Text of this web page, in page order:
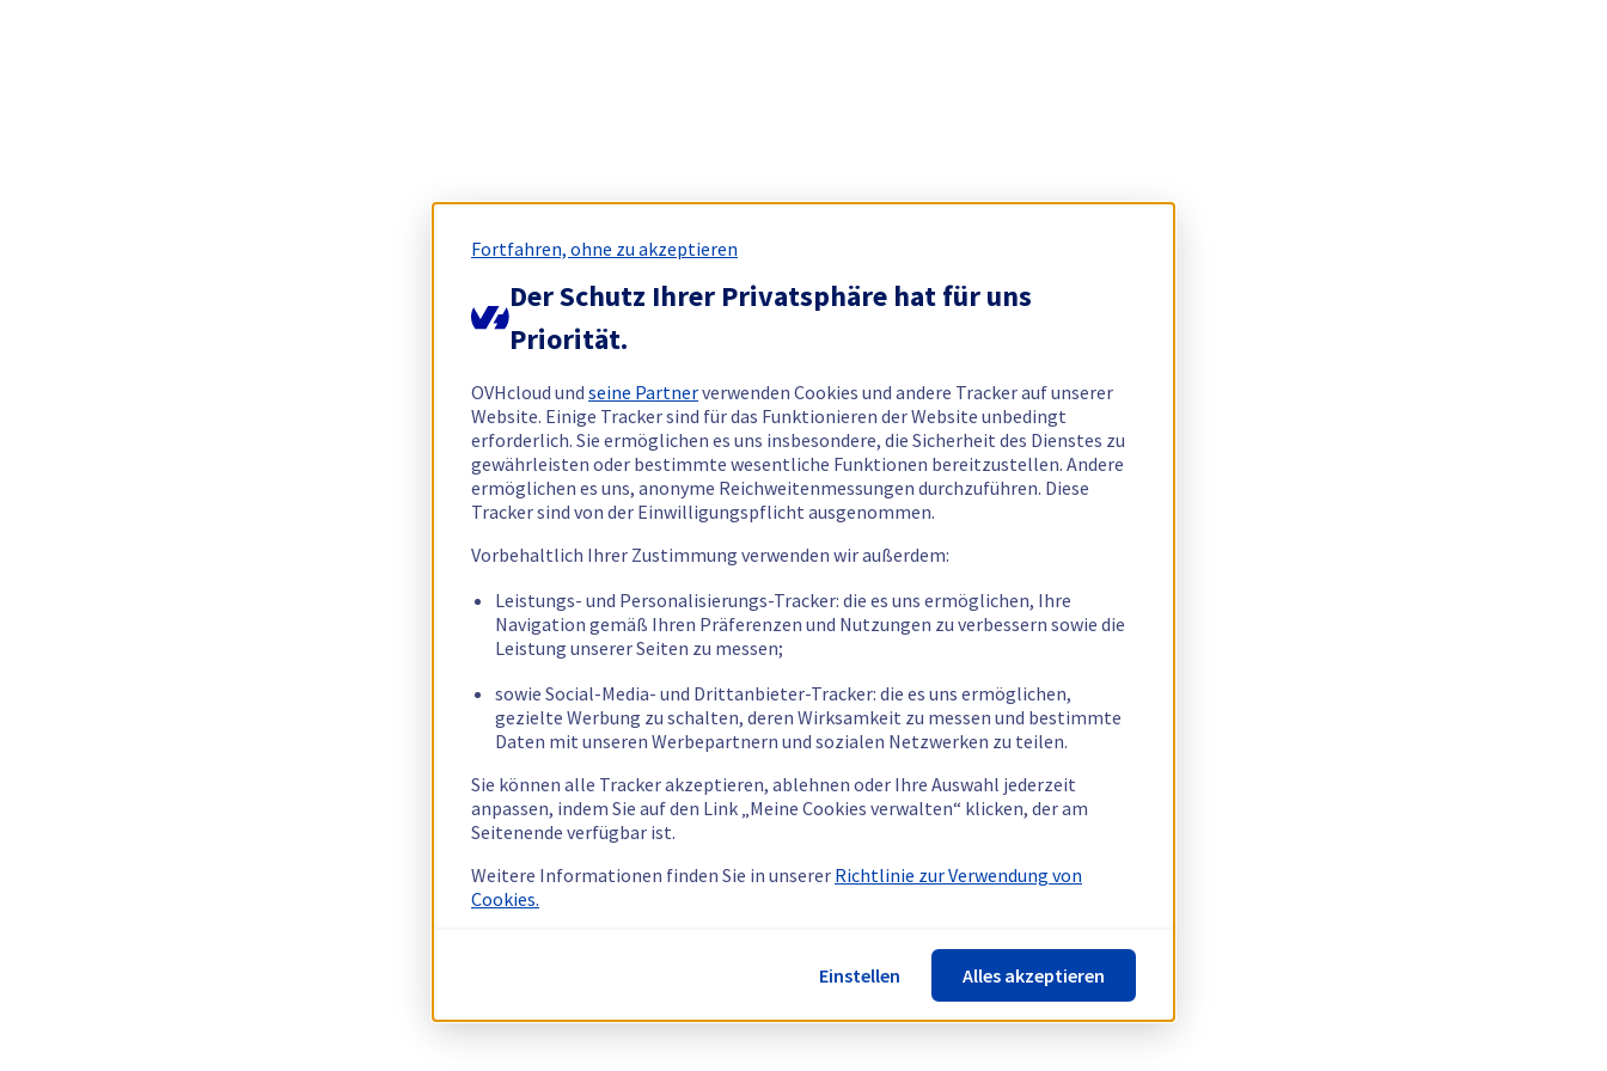
Fortfahren, ohne zu akzeptieren
Der Schutz Ihrer Privatsphäre hat für uns
Priorität.
OVHcloud und seine Partnerverwenden Cookies und andere Tracker auf unserer
Website. Einige Tracker sind für das Funktionieren der Website unbedingt
erforderlich. Sie ermöglichen es uns insbesondere, die Sicherheit des Dienstes zu
gewährleisten oder bestimmte wesentliche Funktionen bereitzustellen. Andere
ermöglichen es uns, anonyme Reichweitenmessungen durchzuführen. Diese
Tracker sind von der Einwilligungspflicht ausgenommen.
Vorbehaltlich Ihrer Zustimmung verwenden wir außerdem:
Leistungs- und Personalisierungs-Tracker: die es uns ermöglichen, Ihre
Navigation gemäß Ihren Präferenzen und Nutzungen zu verbessern sowie die
Leistung unserer Seiten zu messen;
sowie Social-Media- und Drittanbieter-Tracker: die es uns ermöglichen,
gezielte Werbung zu schalten, deren Wirksamkeit zu messen und bestimmte
Daten mit unseren Werbepartnern und sozialen Netzwerken zu teilen.
Sie können alle Tracker akzeptieren, ablehnen oder Ihre Auswahl jederzeit
anpassen, indem Sie auf den Link „Meine Cookies verwalten“ klicken, der am
Seitenende verfügbar ist.
Weitere Informationen finden Sie in unserer Richtlinie zur Verwendung von
Cookies.
Einstellen Alles akzeptieren